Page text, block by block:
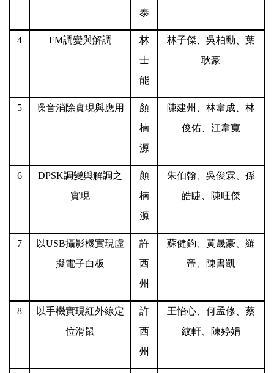
泰
4 FM調變與解調
林
士
能
林子傑、吳柏勳、葉
耿豪
5 噪音消除實現與應用
顏
楠
源
陳建州、林韋成、林
俊佑、江韋寬
6 DPSK調變與解調之
實現
顏
楠
源
朱伯翰、吳俊霖、孫
皓睫、陳旺傑
7
以USB攝影機實現虛
擬電子白板
許
西
州
蘇健鈞、黃晟豪、羅
帝、陳書凱
8
以手機實現紅外線定
位滑鼠
許
西
州
王怡心、何孟修、蔡
紋軒、陳婷娟